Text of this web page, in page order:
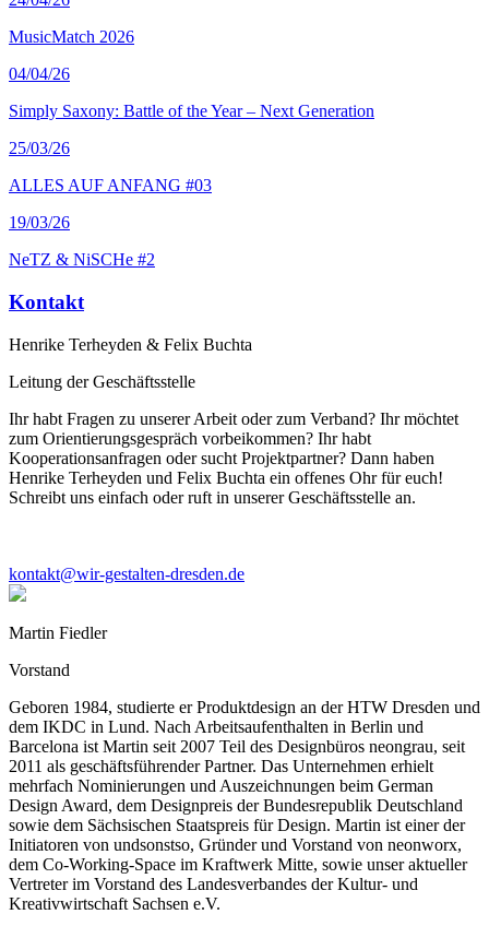
MusicMatch 2026
04/04/26
Simply Saxony: Battle of the Year – Next Generation
25/03/26
ALLES AUF ANFANG #03
19/03/26
NeTZ & NiSCHe #2
Kontakt
Henrike Terheyden & Felix Buchta
Leitung der Geschäftsstelle
Ihr habt Fragen zu unserer Arbeit oder zum Verband? Ihr möchtet
zum Orientierungsgespräch vorbeikommen? Ihr habt
Kooperationsanfragen oder sucht Projektpartner? Dann haben
Henrike Terheyden und Felix Buchta ein offenes Ohr für euch!
Schreibt uns einfach oder ruft in unserer Geschäftsstelle an.
kontakt@wir-gestalten-dresden.de
Martin Fiedler
Vorstand
Geboren 1984, studierte er Produktdesign an der HTW Dresden und
dem IKDC in Lund. Nach Arbeitsaufenthalten in Berlin und
Barcelona ist Martin seit 2007 Teil des Designbüros neongrau, seit
2011 als geschäftsführender Partner. Das Unternehmen erhielt
mehrfach Nominierungen und Auszeichnungen beim German
Design Award, dem Designpreis der Bundesrepublik Deutschland
sowie dem Sächsischen Staatspreis für Design. Martin ist einer der
Initiatoren von undsonstso, Gründer und Vorstand von neonworx,
dem Co-Working-Space im Kraftwerk Mitte, sowie unser aktueller
Vertreter im Vorstand des Landesverbandes der Kultur- und
Kreativwirtschaft Sachsen e.V.